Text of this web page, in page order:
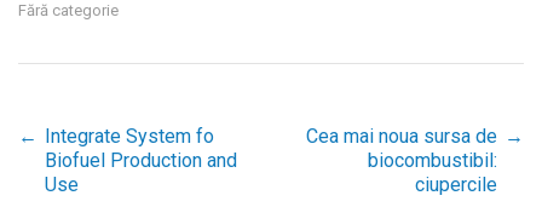
Fără categorie
Post
← Integrate System fo
Biofuel Production and
Use
Cea mai noua sursa de
biocombustibil:
ciupercile
→